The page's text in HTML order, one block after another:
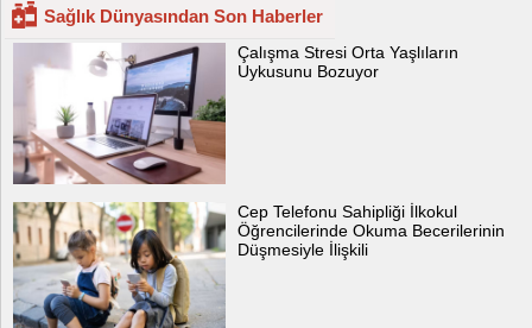
Sağlık Dünyasından Son Haberler
Çalışma Stresi Orta Yaşlıların
Uykusunu Bozuyor
Cep Telefonu Sahipliği İlkokul
Öğrencilerinde Okuma Becerilerinin
Düşmesiyle İlişkili